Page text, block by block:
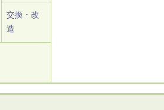
交換・改
造